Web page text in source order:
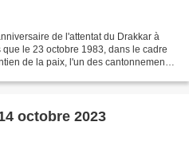
de l'attentat du Drakkar à
le 23 octobre 1983, dans le cadre
de la paix, l'un des cantonnements
octobre 2023